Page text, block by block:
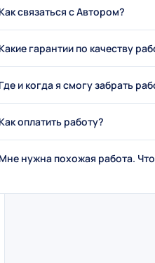
Как связаться с Автором?
Какие гарантии по качеству
Где и когда я смогу забрать
Как оплатить работу?
Мне нужна похожая работа.